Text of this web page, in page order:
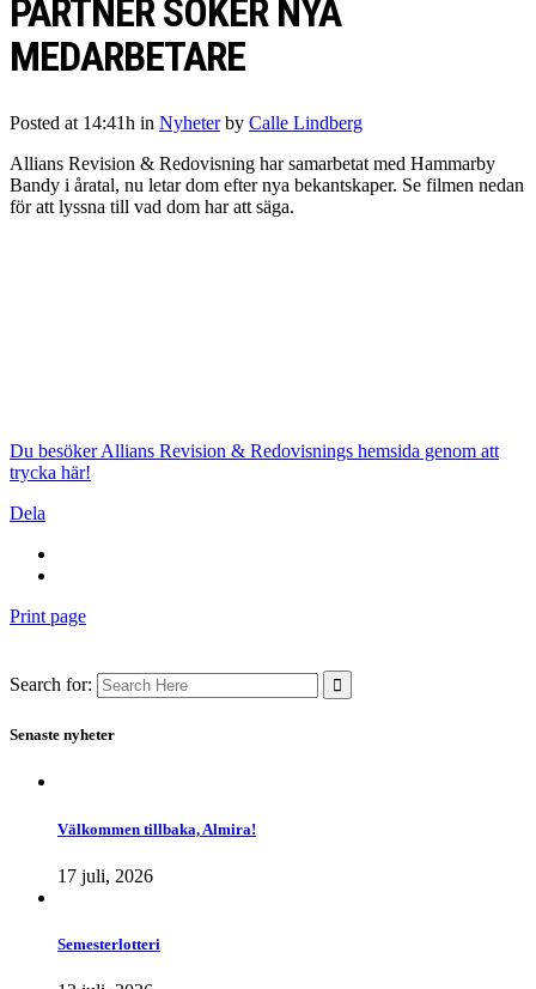
PARTNER SÖKER NYA
MEDARBETARE
Posted at 14:41h in Nyheter by Calle Lindberg
Allians Revision & Redovisning har samarbetat med Hammarby
Bandy i åratal, nu letar dom efter nya bekantskaper. Se filmen nedan
för att lyssna till vad dom har att säga.
Du besöker Allians Revision & Redovisnings hemsida genom att
trycka här!
Dela
Print page
Search for:
Senaste nyheter
Välkommen tillbaka, Almira!
17 juli, 2026
Semesterlotteri